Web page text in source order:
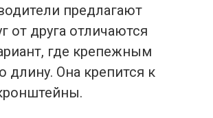
предлагают
друга отличаются
где крепежным
длину. Она крепится к